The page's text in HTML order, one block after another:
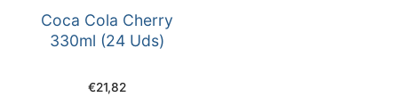
Coca Cola Cherry
330ml (24 Uds)
€21,82